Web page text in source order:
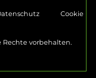
Cookie
Rechte vorbehalten.